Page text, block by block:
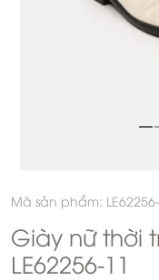
Mã sản phẩm:
Giày nữ thời
LE62256-11